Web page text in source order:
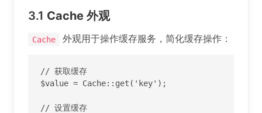
3.1 Cache 外观
Cache 外观用于操作缓存服务，简化缓存操作：
// 获取缓存
$value = Cache::get('key');
// 设置缓存